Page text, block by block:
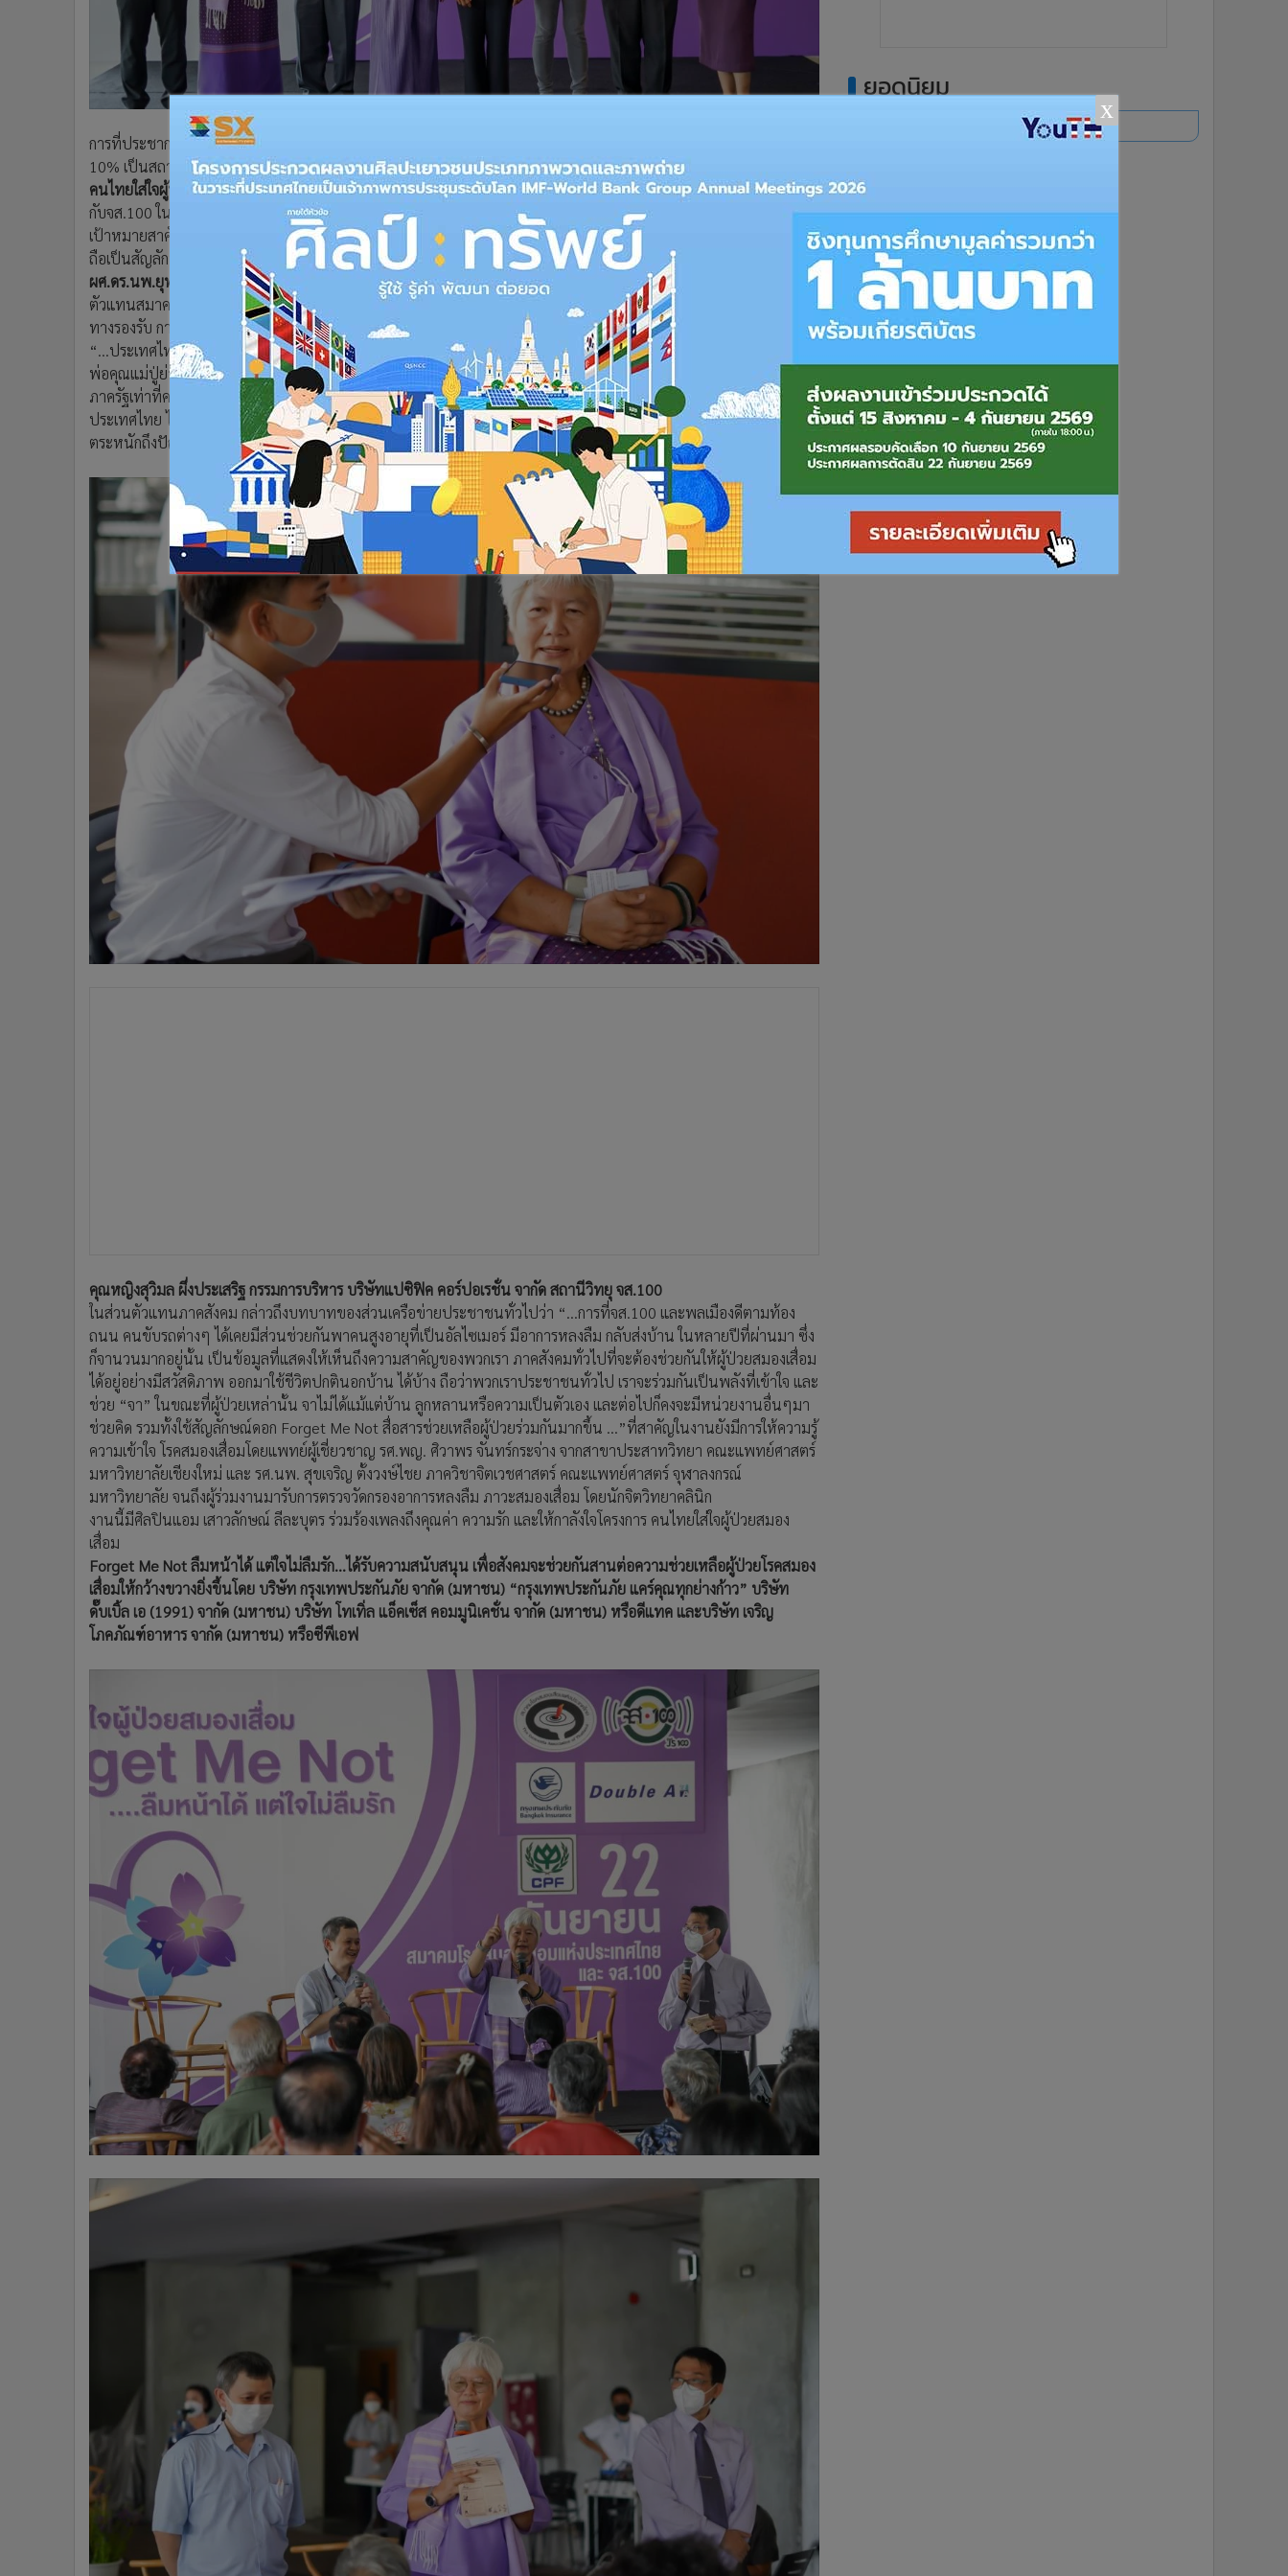
Gotomanager
การที่ประชากรไทยเข้าสู่สังคมผู้สูงวัยอย่างก้าวกระโดด พร้อมไปกับการเพิ่มจานวนของผู้ป่วย โรคสมองเสื่อมประมาณปีละ
10% เป็นสถานการณ์ ที่นาไปสู่โจทย์ปัญหาสุขภาพที่ว่า ทาไมคนไทยต้องใส่ใจผู้ป่วยสมองเสื่อม? และการเปิดตัว
คนไทยใส่ใจผู้ป่วยสมองเสื่อม Forget Me Not..ลืมหน้าได้ แต่ใจไม่ลืมรัก”โดยสมาคมโรคสมองเสื่อมแห่งประเทศไทย ร่วม
กับจส.100 ในวันพฤหัสบดีที่ 22 กันยายน 2565 เวลา 12.00-15.00 น. ณ หอจดหมายเหตุพุทธทาส อินทปัญโญ
เป้าหมายสาคัญของการจัดงานโครงการฯ และการใช้สัญลักษณ์ดอก Forget Me Not (..อย่าลืมฉัน) ดอกไม้สีฟ้าหรือม่วง ซึ่ง
ถือเป็นสัญลักษณ์สากลของความสัมพันธ์ ความทรงจา เพื่อราลึกถึงผู้ป่วยโรค อัลไซเมอร์ และภาวะสมองเสื่อมแบบอื่นๆ นั้น
ผศ.ดร.นพ.ยุทธชัย ลิขิตเจริญ สาขาประสาทวิทยา ภาควิชาอายุรศาสตร์ คณะแพทยศาสตร์ จุฬาลงกรณ์มหาวิทยาลัย
ตัวแทนสมาคมโรคสมองเสื่อม แห่งประเทศ ได้เน้นย้าถึงการที่สังคมจะต้องเห็นความสาคัญและเข้ามามีส่วนร่วมในการหา
ทางรองรับ การแก้ปัญหา
“...ประเทศไทยได้เข้าสู่สังคมสูงอายุ และสิ่งที่ตามมาด้วยคือจานวนผู้ป่วยภาวะสมองเสื่อมที่มีจานวนเพิ่มขึ้น ซึ่งก็คือคุณ
พ่อคุณแม่ปู่ย่าตายายของพวกเรา ปัจจุบันปัญหาของผู้ป่วยสูงอายุที่มีภาวะสมองเสื่อมนั้นยังไม่ได้รับการใส่ใจจาก สังคมและ
ภาครัฐเท่าที่ควร ทั้งในด้านการดูแล สิทธิการรักษา รวมทั้ง สวัสดิภาพและความปลอดภัย ทางสมาคมโรคสมองเสื่อม แห่ง
ประเทศไทย ได้เล็งเห็นถึงปัญหาดังกล่าว จึงได้จัดทาโครงการ “คนไทยใส่ใจผู้ป่วยสมองเสื่อม” เพื่อต้องกระตุ้นให้สังคม
ตระหนักถึงปัญหาของผู้ป่วยสมองเสื่อม และหาทางรองรับแก้ไขปัญหาร่วมกัน…”
คุณหญิงสุวิมล ผึ่งประเสริฐ กรรมการบริหาร บริษัทแปซิฟิค คอร์ปอเรชั่น จากัด สถานีวิทยุ จส.100
ในส่วนตัวแทนภาคสังคม กล่าวถึงบทบาทของส่วนเครือข่ายประชาชนทั่วไปว่า “…การที่จส.100 และพลเมืองดีตามท้อง
ถนน คนขับรถต่างๆ ได้เคยมีส่วนช่วยกันพาคนสูงอายุที่เป็นอัลไซเมอร์ มีอาการหลงลืม กลับส่งบ้าน ในหลายปีที่ผ่านมา ซึ่ง
ก็จานวนมากอยู่นั้น เป็นข้อมูลที่แสดงให้เห็นถึงความสาคัญของพวกเรา ภาคสังคมทั่วไปที่จะต้องช่วยกันให้ผู้ป่วยสมองเสื่อม
ได้อยู่อย่างมีสวัสดิภาพ ออกมาใช้ชีวิตปกตินอกบ้าน ได้บ้าง ถือว่าพวกเราประชาชนทั่วไป เราจะร่วมกันเป็นพลังที่เข้าใจ และ
ช่วย “จา” ในขณะที่ผู้ป่วยเหล่านั้น จาไม่ได้แม้แต่บ้าน ลูกหลานหรือความเป็นตัวเอง และต่อไปก็คงจะมีหน่วยงานอื่นๆมา
ช่วยคิด รวมทั้งใช้สัญลักษณ์ดอก Forget Me Not สื่อสารช่วยเหลือผู้ป่วยร่วมกันมากขึ้น …”ที่สาคัญในงานยังมีการให้ความรู้
ความเข้าใจ โรคสมองเสื่อมโดยแพทย์ผู้เชี่ยวชาญ รศ.พญ. ศิวาพร จันทร์กระจ่าง จากสาขาประสาทวิทยา คณะแพทย์ศาสตร์
มหาวิทยาลัยเชียงใหม่ และ รศ.นพ. สุขเจริญ ตั้งวงษ์ไชย ภาควิชาจิตเวชศาสตร์ คณะแพทย์ศาสตร์ จุฬาลงกรณ์
มหาวิทยาลัย จนถึงผู้ร่วมงานมารับการตรวจวัดกรองอาการหลงลืม ภาวะสมองเสื่อม โดยนักจิตวิทยาคลินิก
งานนี้มีศิลปินแอม เสาวลักษณ์ ลีละบุตร ร่วมร้องเพลงถึงคุณค่า ความรัก และให้กาลังใจโครงการ คนไทยใส่ใจผู้ป่วยสมอง
เสื่อม
Forget Me Not ลืมหน้าได้ แต่ใจไม่ลืมรัก…ได้รับความสนับสนุน เพื่อสังคมจะช่วยกันสานต่อความช่วยเหลือผู้ป่วยโรคสมอง
เสื่อมให้กว้างขวางยิ่งขึ้นโดย บริษัท กรุงเทพประกันภัย จากัด (มหาชน) “กรุงเทพประกันภัย แคร์คุณทุกย่างก้าว” บริษัท
ดั๊บเบิ้ล เอ (1991) จากัด (มหาชน) บริษัท โทเทิ่ล แอ็คเซ็ส คอมมูนิเคชั่น จากัด (มหาชน) หรือดีแทค และบริษัท เจริญ
โภคภัณฑ์อาหาร จากัด (มหาชน) หรือซีพีเอฟ
ยอดนิยม
อ่านเพิ่มเติม
x